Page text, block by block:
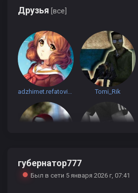
Друзья [все]
Tomi_Rik
Виталий Малиновский
губернатор777
Был в сети 5 января 2026 г, 07:41